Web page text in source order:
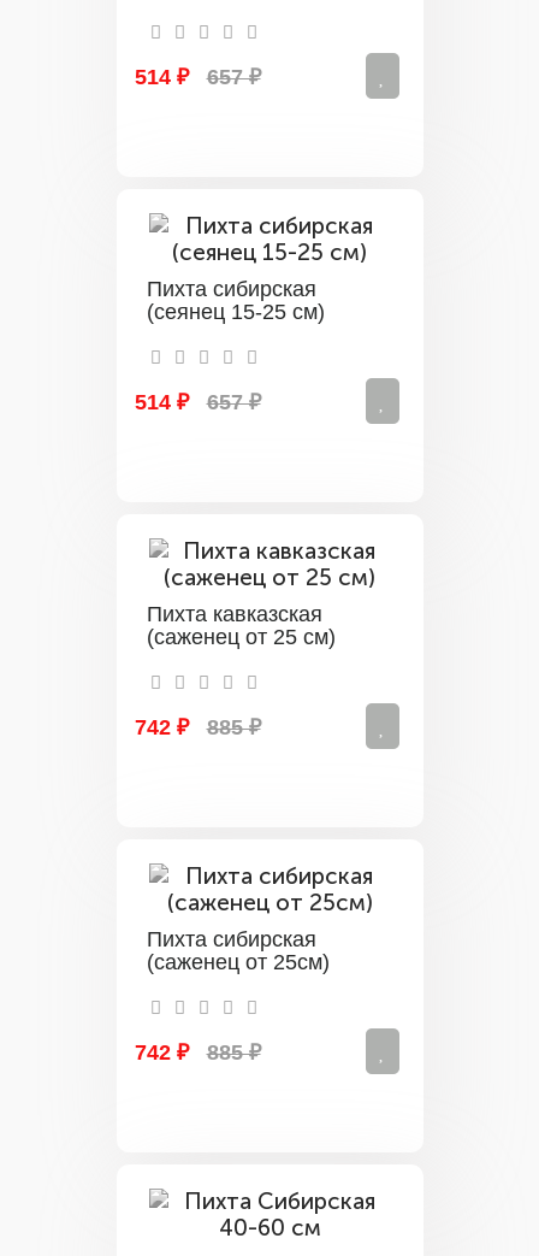
514 ₽ 657 ₽
Пихта сибирская
(сеянец 15-25 см)
514 ₽ 657 ₽
Пихта кавказская
(саженец от 25 см)
742 ₽ 885 ₽
Пихта сибирская
(саженец от 25см)
742 ₽ 885 ₽